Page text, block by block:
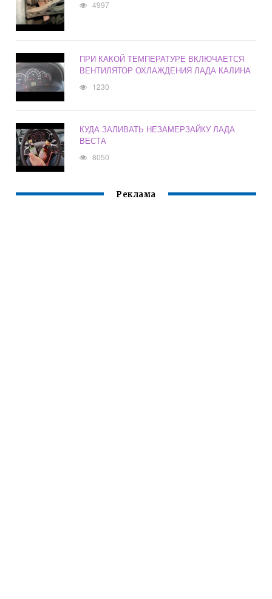
4997
ПРИ КАКОЙ ТЕМПЕРАТУРЕ ВКЛЮЧАЕТСЯ
ВЕНТИЛЯТОР ОХЛАЖДЕНИЯ ЛАДА КАЛИНА
1230
КУДА ЗАЛИВАТЬ НЕЗАМЕРЗАЙКУ ЛАДА
ВЕСТА
8050
Реклама